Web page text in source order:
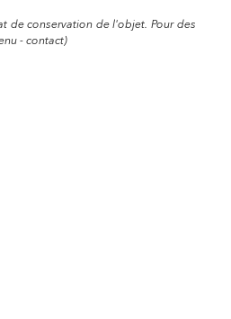
de conservation de l'objet. Pour des
- contact)